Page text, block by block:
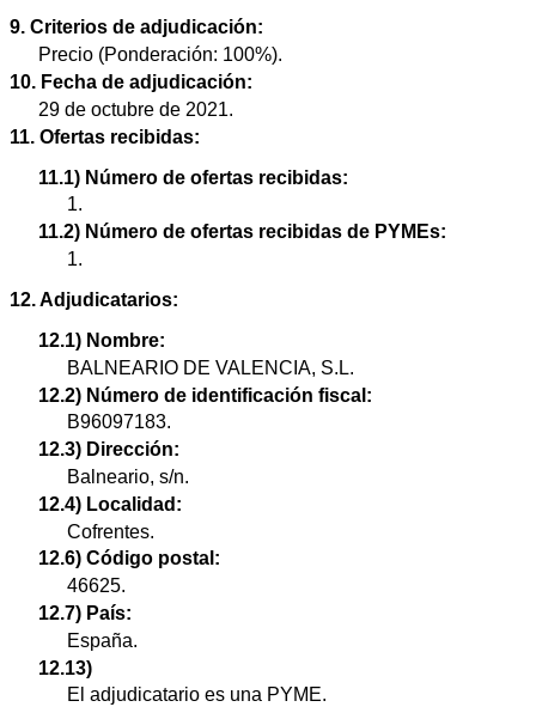
9. Criterios de adjudicación:
Precio (Ponderación: 100%).
10. Fecha de adjudicación:
29 de octubre de 2021.
11. Ofertas recibidas:
11.1) Número de ofertas recibidas:
1.
11.2) Número de ofertas recibidas de PYMEs:
1.
12. Adjudicatarios:
12.1) Nombre:
BALNEARIO DE VALENCIA, S.L.
12.2) Número de identificación fiscal:
B96097183.
12.3) Dirección:
Balneario, s/n.
12.4) Localidad:
Cofrentes.
12.6) Código postal:
46625.
12.7) País:
España.
12.13)
El adjudicatario es una PYME.